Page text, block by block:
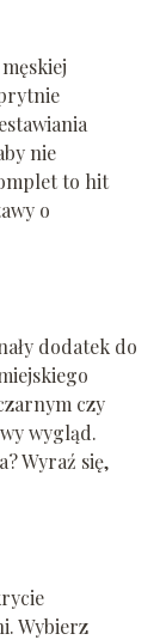
nie
to hit
o
dodatek do
czy
wygląd.
Wyraź się,
Wybierz